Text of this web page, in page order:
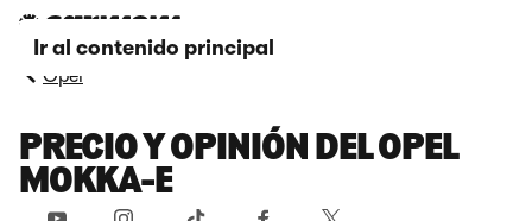
Ir al contenido principal
Opel
PRECIO Y OPINIÓN DEL OPEL
MOKKA-E